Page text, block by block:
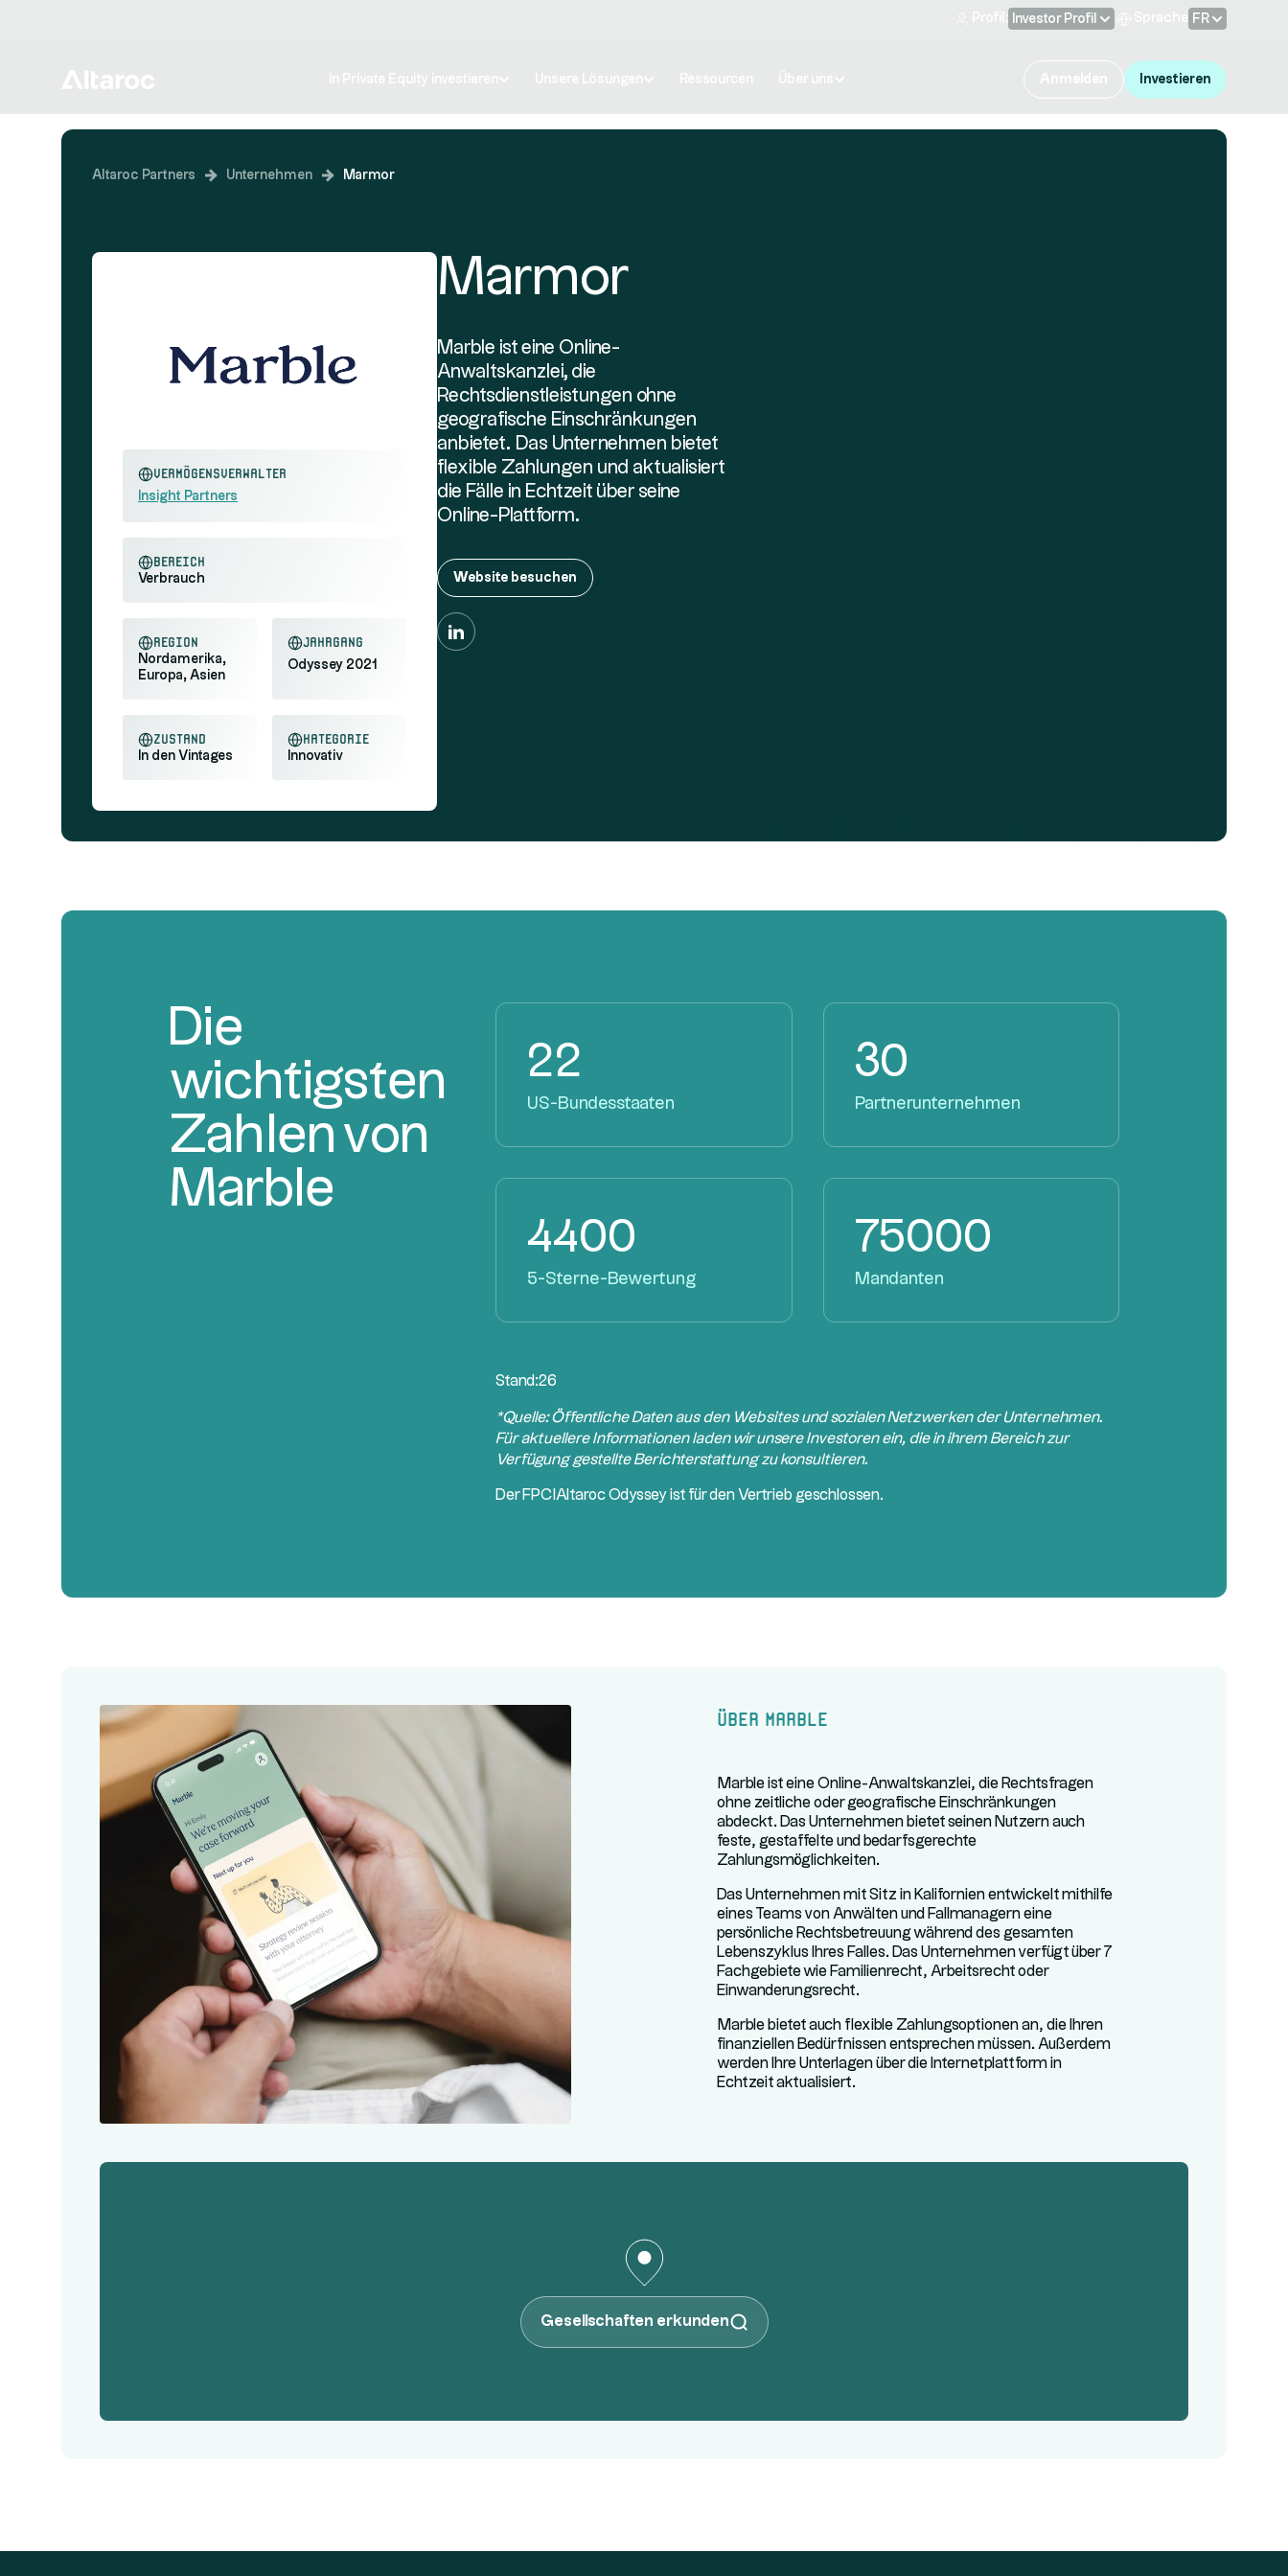
Investor Profil FR
Investieren
Altaroc Partners Unternehmen Marmor
Vermögensverwalter
Insight Partners
Bereich
Verbrauch
Region
Nordamerika,
Europa, Asien
Jahrgang
Odyssey 2021
Zustand
In den Vintages
Kategorie
Innovativ
Marmor
Marble ist eine Online-
Anwaltskanzlei, die
Rechtsdienstleistungen ohne
geografische Einschränkungen
anbietet. Das Unternehmen bietet
flexible Zahlungen und aktualisiert
die Fälle in Echtzeit über seine
Online-Plattform.
Website besuchen
Die
wichtigsten
Zahlen von
Marble
22
US-Bundesstaaten
30
Partnerunternehmen
4400
5-Sterne-Bewertung
75000
Mandanten
Stand:26
*Quelle: Öffentliche Daten aus den Websites und sozialen Netzwerken der Unternehmen.
Für aktuellere Informationen laden wir unsere Investoren ein, die in ihrem Bereich zur
Verfügung gestellte Berichterstattung zu konsultieren.
Der FPCIAltaroc Odyssey ist für den Vertrieb geschlossen.
Über Marble
Marble ist eine Online-Anwaltskanzlei, die Rechtsfragen
ohne zeitliche oder geografische Einschränkungen
abdeckt. Das Unternehmen bietet seinen Nutzern auch
feste, gestaffelte und bedarfsgerechte
Zahlungsmöglichkeiten.
Das Unternehmen mit Sitz in Kalifornien entwickelt mithilfe
eines Teams von Anwälten und Fallmanagern eine
persönliche Rechtsbetreuung während des gesamten
Lebenszyklus Ihres Falles. Das Unternehmen verfügt über 7
Fachgebiete wie Familienrecht, Arbeitsrecht oder
Einwanderungsrecht.
Marble bietet auch flexible Zahlungsoptionen an, die Ihren
finanziellen Bedürfnissen entsprechen müssen. Außerdem
werden Ihre Unterlagen über die Internetplattform in
Echtzeit aktualisiert.
Gesellschaften erkunden